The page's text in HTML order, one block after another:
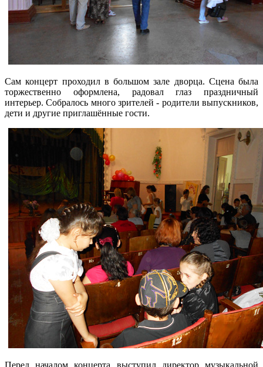
Сам концерт проходил в большом зале дворца. Сцена была
торжественно оформлена, радовал глаз праздничный
интерьер. Собралось много зрителей - родители выпускников,
дети и другие приглашённые гости.
Перед началом концерта выступил директор музыкальной